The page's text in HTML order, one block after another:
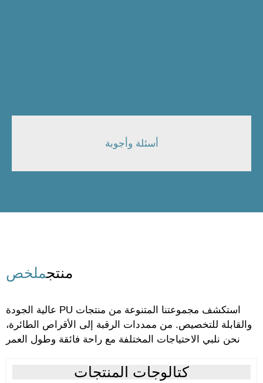
أسئلة وأجوبة
منتجملخص
استكشف مجموعتنا المتنوعة من منتجات PU عالية الجودة
والقابلة للتخصيص. من ممددات الرقبة إلى الأقراص الطائرة،
نحن نلبي الاحتياجات المختلفة مع راحة فائقة وطول العمر
كتالوجات المنتجات